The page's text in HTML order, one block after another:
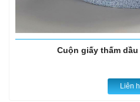
Cuộn giấy thấm
Liên